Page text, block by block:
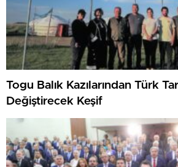
Togu Balık Kazılarından Türk
Değiştirecek Keşif